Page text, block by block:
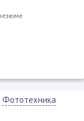
Фототехника